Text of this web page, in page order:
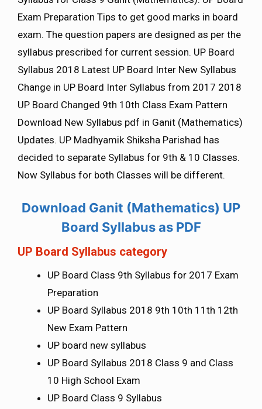
Exam Preparation Tips to get good marks in board
exam. The question papers are designed as per the
syllabus prescribed for current session. UP Board
Syllabus 2018 Latest UP Board Inter New Syllabus
Change in UP Board Inter Syllabus from 2017 2018
UP Board Changed 9th 10th Class Exam Pattern
Download New Syllabus pdf in Ganit (Mathematics)
Updates. UP Madhyamik Shiksha Parishad has
decided to separate Syllabus for 9th & 10 Classes.
Now Syllabus for both Classes will be different.
Download Ganit (Mathematics) UP
Board Syllabus as PDF
UP Board Syllabus category
UP Board Class 9th Syllabus for 2017 Exam
Preparation
UP Board Syllabus 2018 9th 10th 11th 12th
New Exam Pattern
UP board new syllabus
UP Board Syllabus 2018 Class 9 and Class
10 High School Exam
UP Board Class 9 Syllabus